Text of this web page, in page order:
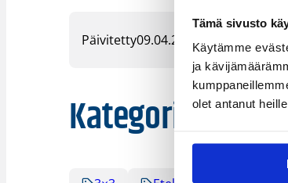
Tämä sivusto
Käytämme
ja
olet antanut
Päivitetty09.04.2018
Kategoriat